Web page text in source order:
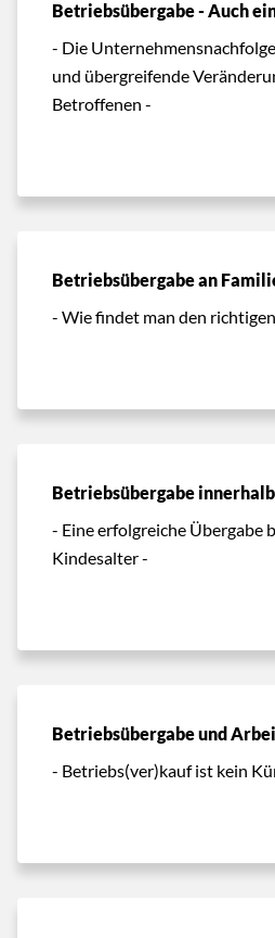
Betriebsübergabe - Auch
- Die
und übergreifende
Betroffenen -
Betriebsübergabe an
- Wie findet man den
Betriebsübergabe
- Eine erfolgreiche Übergabe
Kindesalter -
Betriebsübergabe und
- Betriebs(ver)kauf ist kein